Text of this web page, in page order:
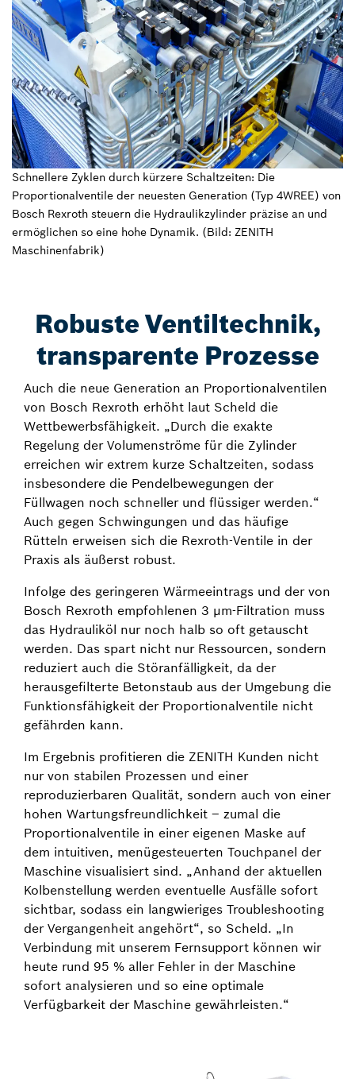
Schnellere Zyklen durch kürzere Schaltzeiten: Die
Proportionalventile der neuesten Generation (Typ 4WREE) von
Bosch Rexroth steuern die Hydraulikzylinder präzise an und
ermöglichen so eine hohe Dynamik. (Bild: ZENITH
Maschinenfabrik)
Robuste Ventiltechnik,
transparente Prozesse
Auch die neue Generation an Proportionalventilen
von Bosch Rexroth erhöht laut Scheld die
Wettbewerbsfähigkeit. „Durch die exakte
Regelung der Volumenströme für die Zylinder
erreichen wir extrem kurze Schaltzeiten, sodass
insbesondere die Pendelbewegungen der
Füllwagen noch schneller und flüssiger werden.“
Auch gegen Schwingungen und das häufige
Rütteln erweisen sich die Rexroth-Ventile in der
Praxis als äußerst robust.
Infolge des geringeren Wärmeeintrags und der von
Bosch Rexroth empfohlenen 3 µm-Filtration muss
das Hydrauliköl nur noch halb so oft getauscht
werden. Das spart nicht nur Ressourcen, sondern
reduziert auch die Störanfälligkeit, da der
herausgefilterte Betonstaub aus der Umgebung die
Funktionsfähigkeit der Proportionalventile nicht
gefährden kann.
Im Ergebnis profitieren die ZENITH Kunden nicht
nur von stabilen Prozessen und einer
reproduzierbaren Qualität, sondern auch von einer
hohen Wartungsfreundlichkeit – zumal die
Proportionalventile in einer eigenen Maske auf
dem intuitiven, menügesteuerten Touchpanel der
Maschine visualisiert sind. „Anhand der aktuellen
Kolbenstellung werden eventuelle Ausfälle sofort
sichtbar, sodass ein langwieriges Troubleshooting
der Vergangenheit angehört“, so Scheld. „In
Verbindung mit unserem Fernsupport können wir
heute rund 95 % aller Fehler in der Maschine
sofort analysieren und so eine optimale
Verfügbarkeit der Maschine gewährleisten.“